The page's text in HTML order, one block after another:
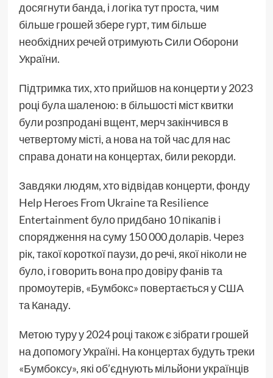
досягнути банда, і логіка тут проста, чим
більше грошей збере гурт, тим більше
необхідних речей отримують Сили Оборони
України.
Підтримка тих, хто прийшов на концерти у 2023
році була шаленою: в більшості міст квитки
були розпродані вщент, мерч закінчився в
четвертому місті, а нова на той час для нас
справа донати на концертах, били рекорди.
Завдяки людям, хто відвідав концерти, фонду
Help Heroes From Ukraine та Resilience
Entertainment було придбано 10 пікапів і
спорядження на суму 150 000 доларів. Через
рік, такої короткої паузи, до речі, якої ніколи не
було, і говорить вона про довіру фанів та
промоутерів, «Бумбокс» повертається у США
та Канаду.
Метою туру у 2024 році також є зібрати грошей
на допомогу Україні. На концертах будуть треки
«Бумбоксу», які об’єднують мільйони українців